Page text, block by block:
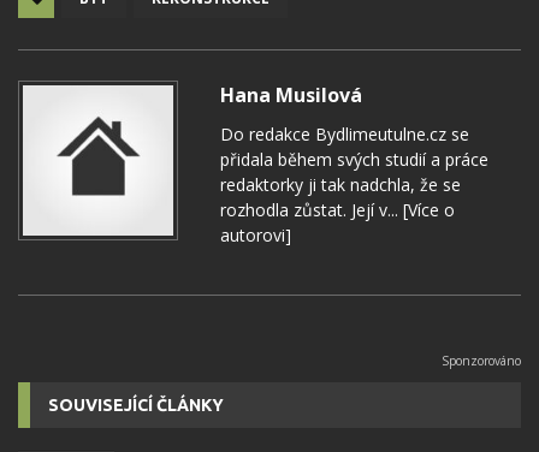
Hana Musilová
Do redakce Bydlimeutulne.cz se
přidala během svých studií a práce
redaktorky ji tak nadchla, že se
rozhodla zůstat. Její v... [Více o
autorovi]
SOUVISEJÍCÍ ČLÁNKY